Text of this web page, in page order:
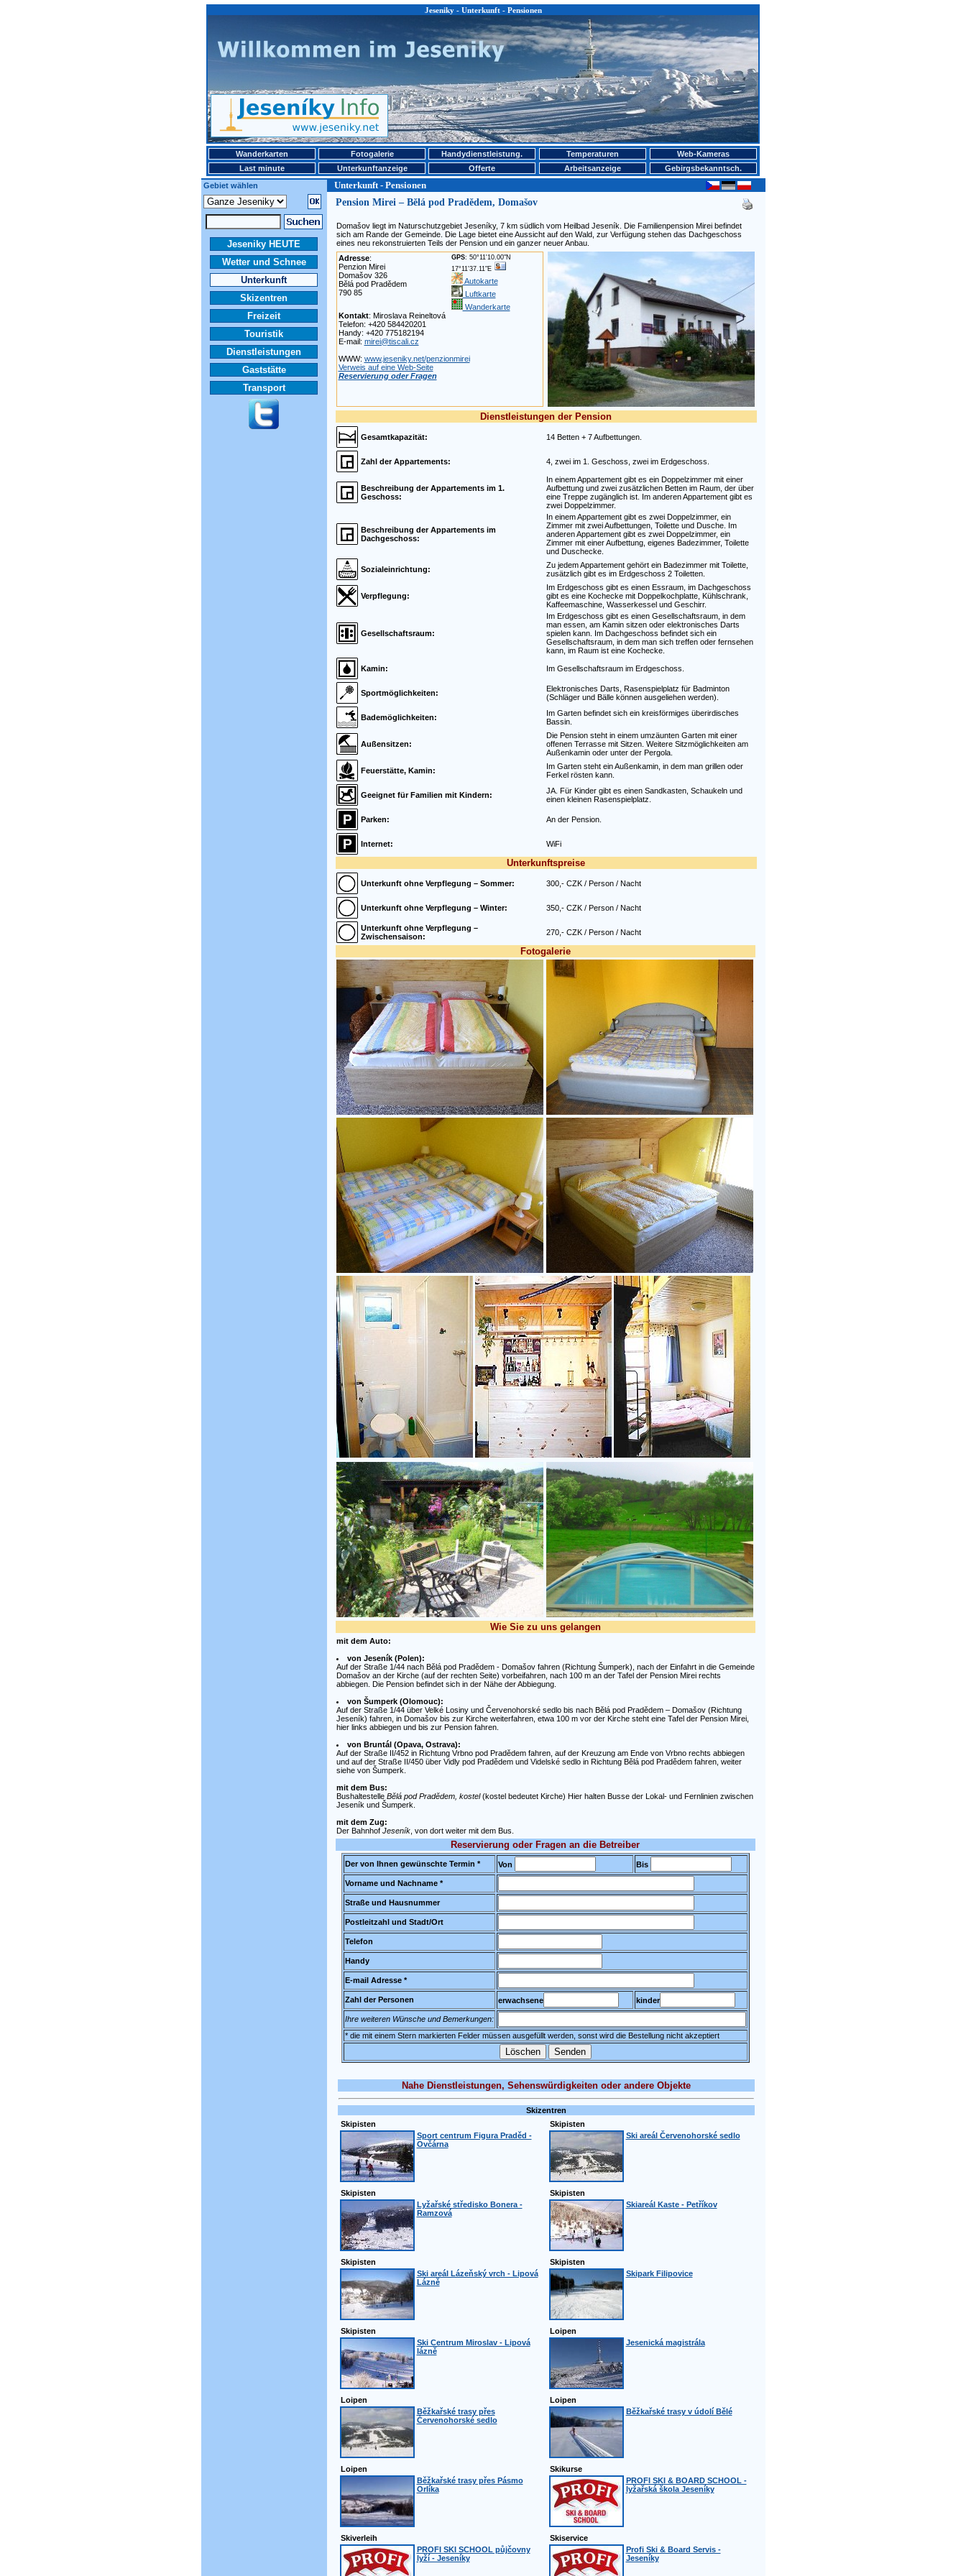
Jeseniky - Unterkunft - Pensionen
Wanderkarten Fotogalerie Handydienstleistung. Temperaturen
Web-Kameras
Last minute
Unterkunftanzeige Offerte Arbeitsanzeige
Gebirgsbekanntsch.
Gebiet wählen
Unterkunft - Pensionen
Jeseniky HEUTE
Wetter und Schnee
Unterkunft
Skizentren
Freizeit
Touristik
Dienstleistungen
Gaststätte
Transport
Pension Mirei – Bělá pod Pradědem, Domašov
Domašov liegt im Naturschutzgebiet Jeseníky, 7 km südlich vom Heilbad Jeseník. Die Familienpension Mirei befindet
sich am Rande der Gemeinde. Die Lage bietet eine Aussicht auf den Wald, zur Verfügung stehen das Dachgeschoss
eines neu rekonstruierten Teils der Pension und ein ganzer neuer Anbau.
Adresse:
Penzion Mirei
Domašov 326
Bělá pod Pradědem
790 85
GPS: 50°11'10.00"N
17°11'37.11"E
Autokarte
Luftkarte
Wanderkarte
Kontakt: Miroslava Reineltová
Telefon: +420 584420201
Handy: +420 775182194
E-mail: mirei@tiscali.cz
WWW: www.jeseniky.net/penzionmirei
Verweis auf eine Web-Seite
Reservierung oder Fragen
Dienstleistungen der Pension
Gesamtkapazität: 14 Betten + 7 Aufbettungen.
Zahl der Appartements: 4, zwei im 1. Geschoss, zwei im Erdgeschoss.
Beschreibung der Appartements im 1.
Geschoss:
In einem Appartement gibt es ein Doppelzimmer mit einer
Aufbettung und zwei zusätzlichen Betten im Raum, der über
eine Treppe zugänglich ist. Im anderen Appartement gibt es
zwei Doppelzimmer.
Beschreibung der Appartements im
Dachgeschoss:
In einem Appartement gibt es zwei Doppelzimmer, ein
Zimmer mit zwei Aufbettungen, Toilette und Dusche. Im
anderen Appartement gibt es zwei Doppelzimmer, ein
Zimmer mit einer Aufbettung, eigenes Badezimmer, Toilette
und Duschecke.
Sozialeinrichtung:
Zu jedem Appartement gehört ein Badezimmer mit Toilette,
zusätzlich gibt es im Erdgeschoss 2 Toiletten.
Verpflegung:
Im Erdgeschoss gibt es einen Essraum, im Dachgeschoss
gibt es eine Kochecke mit Doppelkochplatte, Kühlschrank,
Kaffeemaschine, Wasserkessel und Geschirr.
Gesellschaftsraum:
Im Erdgeschoss gibt es einen Gesellschaftsraum, in dem
man essen, am Kamin sitzen oder elektronisches Darts
spielen kann. Im Dachgeschoss befindet sich ein
Gesellschaftsraum, in dem man sich treffen oder fernsehen
kann, im Raum ist eine Kochecke.
Kamin: Im Gesellschaftsraum im Erdgeschoss.
Sportmöglichkeiten:
Elektronisches Darts, Rasenspielplatz für Badminton
(Schläger und Bälle können ausgeliehen werden).
Bademöglichkeiten:
Im Garten befindet sich ein kreisförmiges überirdisches
Bassin.
Außensitzen:
Die Pension steht in einem umzäunten Garten mit einer
offenen Terrasse mit Sitzen. Weitere Sitzmöglichkeiten am
Außenkamin oder unter der Pergola.
Feuerstätte, Kamin:
Im Garten steht ein Außenkamin, in dem man grillen oder
Ferkel rösten kann.
Geeignet für Familien mit Kindern:
JA. Für Kinder gibt es einen Sandkasten, Schaukeln und
einen kleinen Rasenspielplatz.
Parken: An der Pension.
Internet: WiFi
Unterkunftspreise
Unterkunft ohne Verpflegung – Sommer: 300,- CZK / Person / Nacht
Unterkunft ohne Verpflegung – Winter: 350,- CZK / Person / Nacht
Unterkunft ohne Verpflegung –
Zwischensaison:
270,- CZK / Person / Nacht
Fotogalerie
Wie Sie zu uns gelangen
mit dem Auto:
von Jeseník (Polen):
Auf der Straße 1/44 nach Bělá pod Pradědem - Domašov fahren (Richtung Šumperk), nach der Einfahrt in die Gemeinde
Domašov an der Kirche (auf der rechten Seite) vorbeifahren, nach 100 m an der Tafel der Pension Mirei rechts
abbiegen. Die Pension befindet sich in der Nähe der Abbiegung.
von Šumperk (Olomouc):
Auf der Straße 1/44 über Velké Losiny und Červenohorské sedlo bis nach Bělá pod Pradědem – Domašov (Richtung
Jeseník) fahren, in Domašov bis zur Kirche weiterfahren, etwa 100 m vor der Kirche steht eine Tafel der Pension Mirei,
hier links abbiegen und bis zur Pension fahren.
von Bruntál (Opava, Ostrava):
Auf der Straße II/452 in Richtung Vrbno pod Pradědem fahren, auf der Kreuzung am Ende von Vrbno rechts abbiegen
und auf der Straße II/450 über Vidly pod Pradědem und Videlské sedlo in Richtung Bělá pod Pradědem fahren, weiter
siehe von Šumperk.
mit dem Bus:
Bushaltestelle Bělá pod Pradědem, kostel(kostel bedeutet Kirche) Hier halten Busse der Lokal- und Fernlinien zwischen
Jeseník und Šumperk.
mit dem Zug:
Der Bahnhof Jeseník, von dort weiter mit dem Bus.
Reservierung oder Fragen an die Betreiber
Der von Ihnen gewünschte Termin * Von Bis
Vorname und Nachname *
Straße und Hausnummer
Postleitzahl und Stadt/Ort
Telefon
Handy
E-mail Adresse *
Zahl der Personen erwachsene kinder
Ihre weiteren Wünsche und Bemerkungen:
* die mit einem Stern markierten Felder müssen ausgefüllt werden, sonst wird die Bestellung nicht akzeptiert
Nahe Dienstleistungen, Sehenswürdigkeiten oder andere Objekte
Skizentren
Skipisten
Sport centrum Figura Praděd -
Ovčárna
Skipisten
Ski areál Červenohorské sedlo
Skipisten
Lyžařské středisko Bonera -
Ramzová
Skipisten
Skiareál Kaste - Petříkov
Skipisten
Ski areál Lázeňský vrch - Lipová
Lázně
Skipisten
Skipark Filipovice
Skipisten
Ski Centrum Miroslav - Lipová
lázně
Loipen
Jesenická magistrála
Loipen
Běžkařské trasy přes
Červenohorské sedlo
Loipen
Běžkařské trasy v údolí Bělé
Loipen
Běžkařské trasy přes Pásmo
Orlíka
Skikurse
PROFI SKI & BOARD SCHOOL -
lyžařská škola Jeseníky
Skiverleih
PROFI SKI SCHOOL půjčovny
lyží - Jeseníky
Skiservice
Profi Ski & Board Servis -
Jeseníky